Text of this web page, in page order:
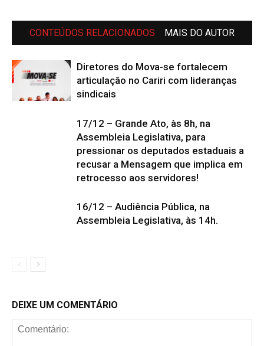
CONTEÚDOS RELACIONADOS MAIS DO AUTOR
Diretores do Mova-se fortalecem
articulação no Cariri com lideranças
sindicais
17/12 – Grande Ato, às 8h, na
Assembleia Legislativa, para
pressionar os deputados estaduais a
recusar a Mensagem que implica em
retrocesso aos servidores!
16/12 – Audiência Pública, na
Assembleia Legislativa, às 14h.
DEIXE UM COMENTÁRIO